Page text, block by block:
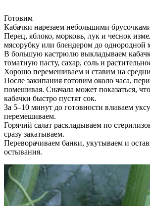
Готовим
Кабачки нарезаем небольшими
Перец, яблоко, морковь, лук и чеснок
мясорубку или блендером до однородной
В большую кастрюлю выкладываем
томатную пасту, сахар, соль и
Хорошо перемешиваем и ставим на
После закипания готовим около часа,
помешивая. Сначала может показаться,
кабачки быстро пустят сок.
За 5–10 минут до готовности вливаем
перемешиваем.
Горячий салат раскладываем по
сразу закатываем.
Переворачиваем банки, укутываем и
остывания.